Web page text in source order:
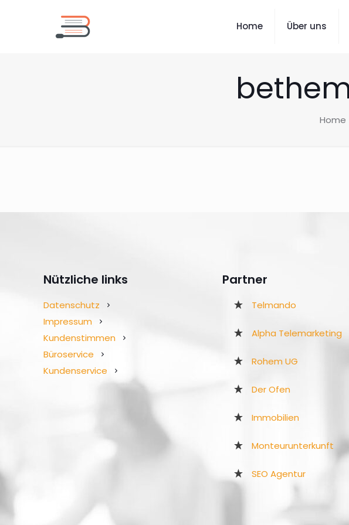
Home Über uns
Home
Nützliche links
Datenschutz
Impressum
Kundenstimmen
Büroservice
Kundenservice
Partner
Telmando
Alpha Telemarketing
Rohem UG
Der Ofen
Immobilien
Monteurunterkunft
SEO Agentur